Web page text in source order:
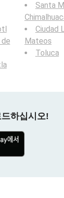
de
Santa
Ciudad
Mateos
Toluca
하십시오!